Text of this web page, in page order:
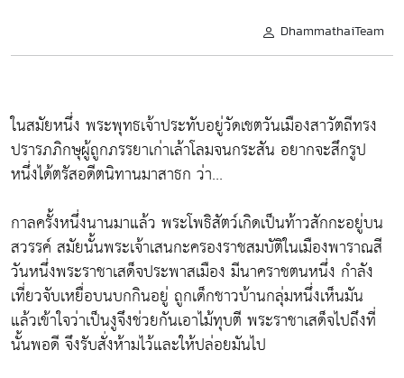
DhammathaiTeam
ในสมัยหนึ่ง พระพุทธเจ้าประทับอยู่วัดเชตวันเมืองสาวัตถีทรง
ปรารภภิกษุผู้ถูกภรรยาเก่าเล้าโลมจนกระสัน อยากจะสึกรูป
หนึ่งได้ตรัสอดีตนิทานมาสาธก ว่า...
กาลครั้งหนึ่งนานมาแล้ว พระโพธิสัตว์เกิดเป็นท้าวสักกะอยู่บน
สวรรค์ สมัยนั้นพระเจ้าเสนกะครองราชสมบัติในเมืองพาราณสี
วันหนึ่งพระราชาเสด็จประพาสเมือง มีนาคราชตนหนึ่ง กำลัง
เที่ยวจับเหยื่อบนบกกินอยู่ ถูกเด็กชาวบ้านกลุ่มหนึ่งเห็นมัน
แล้วเข้าใจว่าเป็นงูจึงช่วยกันเอาไม้ทุบตี พระราชาเสด็จไปถึงที่
นั้นพอดี จึงรับสั่งห้ามไว้และให้ปล่อยมันไป